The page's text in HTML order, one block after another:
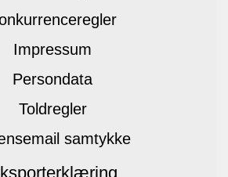
Impressum
Persondata
Toldregler
samtykke